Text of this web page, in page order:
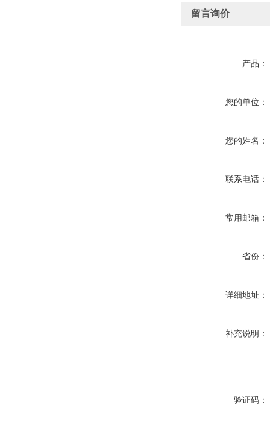
留言询价
产品：
您的单位：
您的姓名：
联系电话：
常用邮箱：
省份：
详细地址：
补充说明：
验证码：